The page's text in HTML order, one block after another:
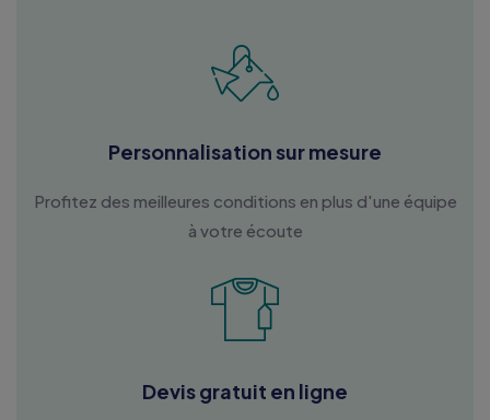
Personnalisation sur mesure
Profitez des meilleures conditions en plus d'une équipe
à votre écoute
Devis gratuit en ligne